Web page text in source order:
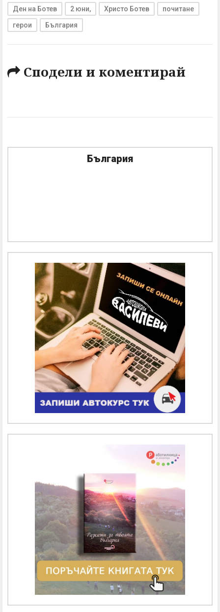
Ден на Ботев 2 юни, Христо Ботев почитане
герои България
Сподели и коментирай
България